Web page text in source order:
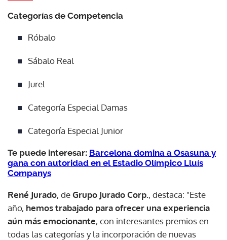
Categorías de Competencia
Róbalo
Sábalo Real
Jurel
Categoría Especial Damas
Categoría Especial Junior
Te puede interesar: Barcelona domina a Osasuna y
gana con autoridad en el Estadio Olímpico Lluís
Companys
René Jurado, deGrupo Jurado Corp., destaca: "Este
año, hemos trabajado para ofrecer una experiencia
aún más emocionante, con interesantes premios en
todas las categorías y la incorporación de nuevas